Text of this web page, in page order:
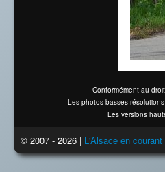
Conformément au
Les photos basses
Les versions
© 2007 - 2026 | L'Alsace en courant